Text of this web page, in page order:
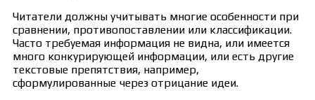
Читатели должны учитывать многие особенности при
сравнении, противопоставлении или классификации.
Часто требуемая информация не видна, или имеется
много конкурирующей информации, или есть другие
текстовые препятствия, например,
сформулированные через отрицание идеи.